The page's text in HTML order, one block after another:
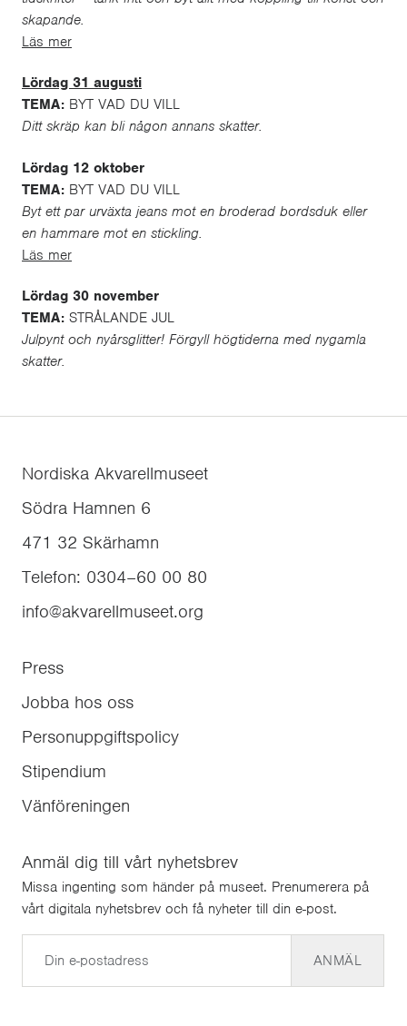
skapande.
Läs mer
Lördag 31 augusti
TEMA: BYT VAD DU VILL
Ditt skräp kan bli någon annans skatter.
Lördag 12 oktober
TEMA: BYT VAD DU VILL
Byt ett par urväxta jeans mot en broderad bordsduk eller
en hammare mot en stickling.
Läs mer
Lördag 30 november
TEMA: STRÅLANDE JUL
Julpynt och nyårsglitter! Förgyll högtiderna med nygamla
skatter.
Nordiska Akvarellmuseet
Södra Hamnen 6
471 32 Skärhamn
Telefon: 0304–60 00 80
info@akvarellmuseet.org
Press
Jobba hos oss
Personuppgiftspolicy
Stipendium
Vänföreningen
Anmäl dig till vårt nyhetsbrev
Missa ingenting som händer på museet. Prenumerera på
vårt digitala nyhetsbrev och få nyheter till din e-post.
ANMÄL